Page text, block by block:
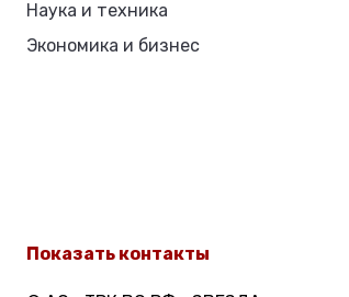
Наука и техника
Экономика и бизнес
Показать контакты